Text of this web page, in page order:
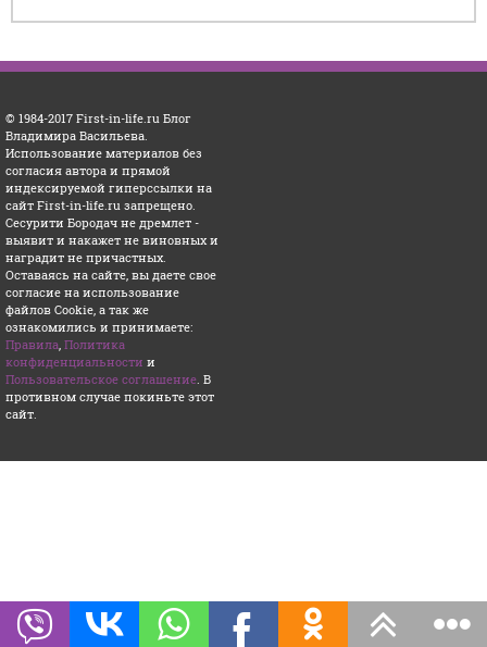
© 1984-2017 First-in-life.ru Блог
Владимира Васильева.
Использование материалов без
согласия автора и прямой
индексируемой гиперссылки на
сайт First-in-life.ru запрещено.
Сесурити Бородач не дремлет -
выявит и накажет не виновных и
наградит не причастных.
Оставаясь на сайте, вы даете свое
согласие на использование
файлов Cookie, а так же
ознакомились и принимаете:
Правила, Политика
конфиденциальности и
Пользовательское соглашение. В
противном случае покиньте этот
сайт.